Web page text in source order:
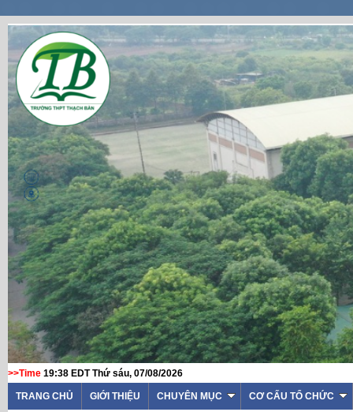
>>Time 19:38 EDT Thứ sáu, 07/08/2026
TRANG CHỦ GIỚI THIỆU CHUYÊN MỤC CƠ CẤU TỔ CHỨC